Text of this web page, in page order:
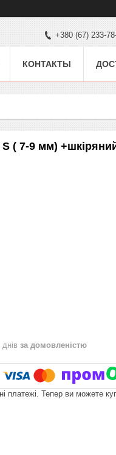
+380 (67) 233-
КОНТАКТЫ
( 7-9 мм)
за домовленістю
платежі. Тепер ви можете